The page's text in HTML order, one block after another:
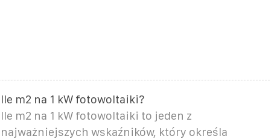
Ile m2 na 1 kW fotowoltaiki?
Ile m2 na 1 kW fotowoltaiki to jeden z
najważniejszych wskaźników, który określa